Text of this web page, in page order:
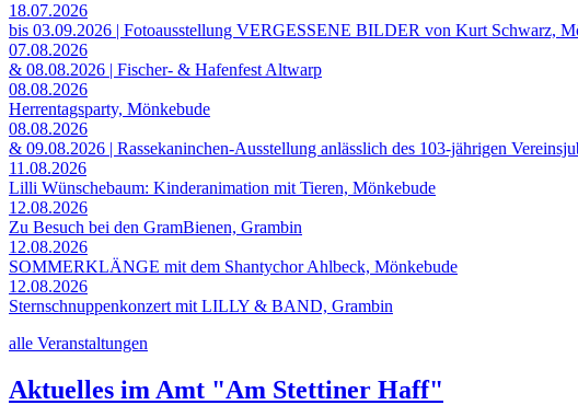
18.07.2026
bis 03.09.2026 | Fotoausstellung VERGESSENE BILDER von Kurt Schwarz,
07.08.2026
& 08.08.2026 | Fischer- & Hafenfest Altwarp
08.08.2026
Herrentagsparty, Mönkebude
08.08.2026
& 09.08.2026 | Rassekaninchen-Ausstellung anlässlich des 103-jährigen
11.08.2026
Lilli Wünschebaum: Kinderanimation mit Tieren, Mönkebude
12.08.2026
Zu Besuch bei den GramBienen, Grambin
12.08.2026
SOMMERKLÄNGE mit dem Shantychor Ahlbeck, Mönkebude
12.08.2026
Sternschnuppenkonzert mit LILLY & BAND, Grambin
alle Veranstaltungen
Aktuelles im Amt "Am Stettiner Haff"